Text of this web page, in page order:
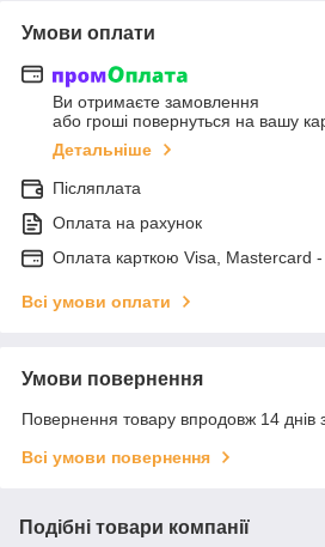
Умови оплати
Ви отримаєте замовлення
або гроші повернуться на вашу
Детальніше
Післяплата
Оплата на рахунок
Оплата карткою Visa, Mastercard
Всі умови оплати
Умови повернення
Повернення товару впродовж 14 днів
Всі умови повернення
Подібні товари компанії